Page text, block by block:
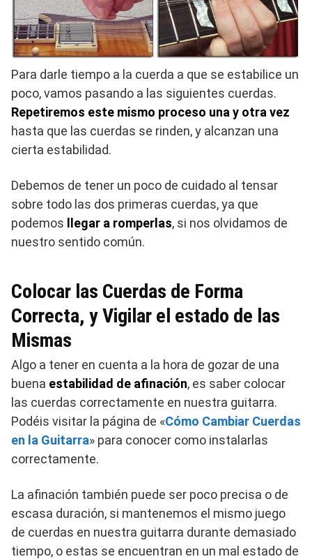
Para darle tiempo a la cuerda a que se estabilice un
poco, vamos pasando a las siguientes cuerdas.
Repetiremos este mismo proceso una y otra vez
hasta que las cuerdas se rinden, y alcanzan una
cierta estabilidad.
Debemos de tener un poco de cuidado al tensar
sobre todo las dos primeras cuerdas, ya que
podemos
llegar a romperlas, si nos olvidamos de
nuestro sentido común.
Colocar las Cuerdas de Forma
Correcta, y Vigilar el estado de las
Mismas
Algo a tener en cuenta a la hora de gozar de una
buena estabilidad de afinación, es saber colocar
las cuerdas correctamente en nuestra guitarra.
Podéis visitar la página de «Cómo Cambiar Cuerdas
en la Guitarra» para conocer como instalarlas
correctamente.
La afinación también puede ser poco precisa o de
escasa duración, si mantenemos el mismo juego
de cuerdas en nuestra guitarra durante demasiado
tiempo, o estas se encuentran en un mal estado de